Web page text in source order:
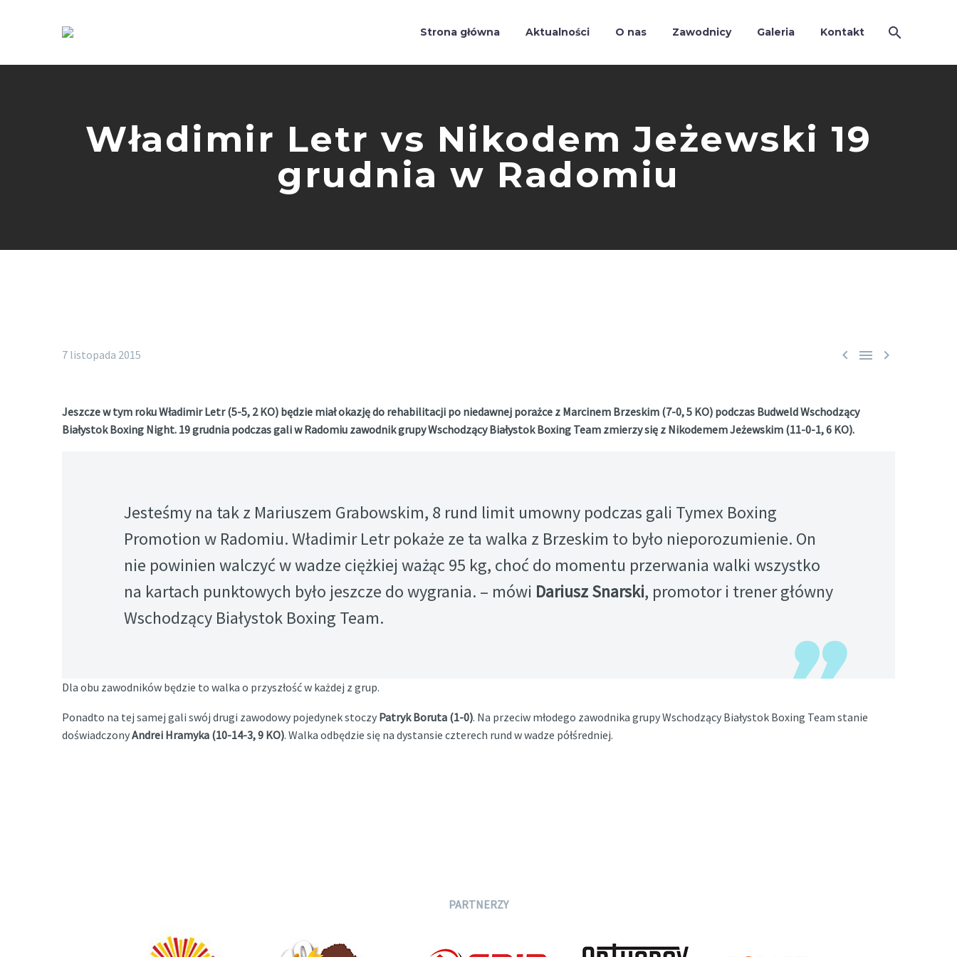
Strona główna Aktualności O nas Zawodnicy Galeria Kontakt
Władimir Letr vs Nikodem Jeżewski 19
grudnia w Radomiu
  
7 listopada 2015
Jeszcze w tym roku Władimir Letr (5-5, 2 KO) będzie miał okazję do rehabilitacji po niedawnej porażce z Marcinem Brzeskim (7-0, 5 KO) podczas Budweld Wschodzący
Białystok Boxing Night. 19 grudnia podczas gali w Radomiu zawodnik grupy Wschodzący Białystok Boxing Team zmierzy się z Nikodemem Jeżewskim (11-0-1, 6 KO).
Jesteśmy na tak z Mariuszem Grabowskim, 8 rund limit umowny podczas gali Tymex Boxing
Promotion w Radomiu. Władimir Letr pokaże ze ta walka z Brzeskim to było nieporozumienie. On
nie powinien walczyć w wadze ciężkiej ważąc 95 kg, choć do momentu przerwania walki wszystko
na kartach punktowych było jeszcze do wygrania. – mówi Dariusz Snarski, promotor i trener główny
Wschodzący Białystok Boxing Team.
Dla obu zawodników będzie to walka o przyszłość w każdej z grup.
Ponadto na tej samej gali swój drugi zawodowy pojedynek stoczy Patryk Boruta (1-0). Na przeciw młodego zawodnika grupy Wschodzący Białystok Boxing Team stanie
doświadczonyAndrei Hramyka (10-14-3, 9 KO). Walka odbędzie się na dystansie czterech rund w wadze półśredniej.
PARTNERZY